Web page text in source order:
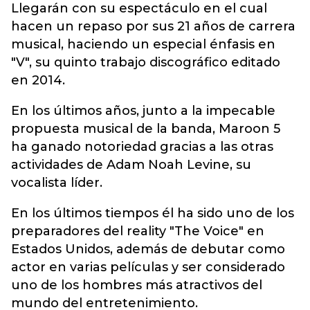
Llegarán con su espectáculo en el cual
hacen un repaso por sus 21 años de carrera
musical, haciendo un especial énfasis en
"V", su quinto trabajo discográfico editado
en 2014.
En los últimos años, junto a la impecable
propuesta musical de la banda, Maroon 5
ha ganado notoriedad gracias a las otras
actividades de Adam Noah Levine, su
vocalista líder.
En los últimos tiempos él ha sido uno de los
preparadores del reality "The Voice" en
Estados Unidos, además de debutar como
actor en varias películas y ser considerado
uno de los hombres más atractivos del
mundo del entretenimiento.